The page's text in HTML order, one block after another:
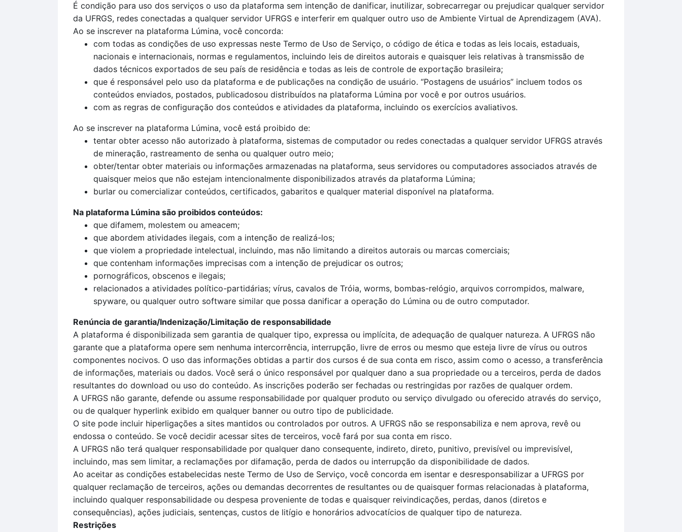
É condição para uso dos serviços o uso da plataforma sem intenção de danificar, inutilizar, sobrecarregar ou prejudicar qualquer servidor
da UFRGS, redes conectadas a qualquer servidor UFRGS e interferir em qualquer outro uso de Ambiente Virtual de Aprendizagem (AVA).
Ao se inscrever na plataforma Lúmina, você concorda:
com todas as condições de uso expressas neste Termo de Uso de Serviço, o código de ética e todas as leis locais, estaduais,
nacionais e internacionais, normas e regulamentos, incluindo leis de direitos autorais e quaisquer leis relativas à transmissão de
dados técnicos exportados de seu país de residência e todas as leis de controle de exportação brasileira;
que é responsável pelo uso da plataforma e de publicações na condição de usuário. “Postagens de usuários” incluem todos os
conteúdos enviados, postados, publicadosou distribuídos na plataforma Lúmina por você e por outros usuários.
com as regras de configuração dos conteúdos e atividades da plataforma, incluindo os exercícios avaliativos.
Ao se inscrever na plataforma Lúmina, você está proibido de:
tentar obter acesso não autorizado à plataforma, sistemas de computador ou redes conectadas a qualquer servidor UFRGS através
de mineração, rastreamento de senha ou qualquer outro meio;
obter/tentar obter materiais ou informações armazenadas na plataforma, seus servidores ou computadores associados através de
quaisquer meios que não estejam intencionalmente disponibilizados através da plataforma Lúmina;
burlar ou comercializar conteúdos, certificados, gabaritos e qualquer material disponível na plataforma.
Na plataforma Lúmina são proibidos conteúdos:
que difamem, molestem ou ameacem;
que abordem atividades ilegais, com a intenção de realizá-los;
que violem a propriedade intelectual, incluindo, mas não limitando a direitos autorais ou marcas comerciais;
que contenham informações imprecisas com a intenção de prejudicar os outros;
pornográficos, obscenos e ilegais;
relacionados a atividades político-partidárias; vírus, cavalos de Tróia, worms, bombas-relógio, arquivos corrompidos, malware,
spyware, ou qualquer outro software similar que possa danificar a operação do Lúmina ou de outro computador.
Renúncia de garantia/Indenização/Limitação de responsabilidade
A plataforma é disponibilizada sem garantia de qualquer tipo, expressa ou implícita, de adequação de qualquer natureza. A UFRGS não
garante que a plataforma opere sem nenhuma intercorrência, interrupção, livre de erros ou mesmo que esteja livre de vírus ou outros
componentes nocivos. O uso das informações obtidas a partir dos cursos é de sua conta em risco, assim como o acesso, a transferência
de informações, materiais ou dados. Você será o único responsável por qualquer dano a sua propriedade ou a terceiros, perda de dados
resultantes do download ou uso do conteúdo. As inscrições poderão ser fechadas ou restringidas por razões de qualquer ordem.
A UFRGS não garante, defende ou assume responsabilidade por qualquer produto ou serviço divulgado ou oferecido através do serviço,
ou de qualquer hyperlink exibido em qualquer banner ou outro tipo de publicidade.
O site pode incluir hiperligações a sites mantidos ou controlados por outros. A UFRGS não se responsabiliza e nem aprova, revê ou
endossa o conteúdo. Se você decidir acessar sites de terceiros, você fará por sua conta em risco.
A UFRGS não terá qualquer responsabilidade por qualquer dano consequente, indireto, direto, punitivo, previsível ou imprevisível,
incluindo, mas sem limitar, a reclamações por difamação, perda de dados ou interrupção da disponibilidade de dados.
Ao aceitar as condições estabelecidas neste Termo de Uso de Serviço, você concorda em isentar e desresponsabilizar a UFRGS por
qualquer reclamação de terceiros, ações ou demandas decorrentes de resultantes ou de quaisquer formas relacionadas à plataforma,
incluindo qualquer responsabilidade ou despesa proveniente de todas e quaisquer reivindicações, perdas, danos (diretos e
consequências), ações judiciais, sentenças, custos de litígio e honorários advocatícios de qualquer tipo de natureza.
Restrições